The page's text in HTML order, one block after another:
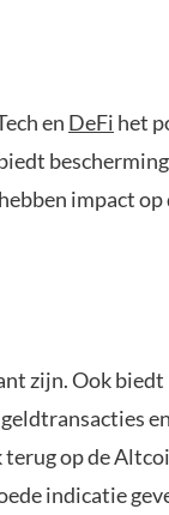
en DeFi het
impact op
zijn. Ook biedt
terug op de
indicatie